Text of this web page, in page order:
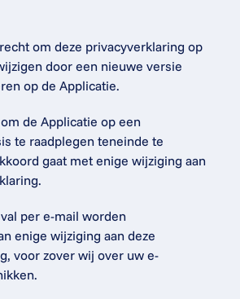
om deze privacyverklaring op
door een nieuwe versie
op de Applicatie.
de Applicatie op een
te raadplegen teneinde te
gaat met enige wijziging aan
per e-mail worden
enige wijziging aan deze
voor zover wij over uw e-